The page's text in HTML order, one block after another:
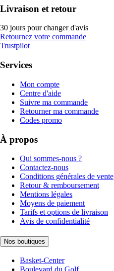
Livraison et retour
30 jours pour changer d'avis
Retournez votre commande
Trustpilot
Services
Mon compte
Centre d'aide
Suivre ma commande
Retourner ma commande
Codes promo
À propos
Qui sommes-nous ?
Contactez-nous
Conditions générales de vente
Retour & remboursement
Mentions légales
Moyens de paiement
Tarifs et options de livraison
Avis de confidentialité
Nos boutiques
Basket-Center
Boulevard du Golf